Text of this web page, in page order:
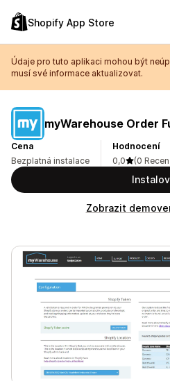
Shopify App Store
Údaje pro tuto aplikaci mohou být
musí své informace aktualizovat.
myWarehouse Order
Cena
Bezplatná instalace
Hodnocení
0,0
(0
Zobrazit